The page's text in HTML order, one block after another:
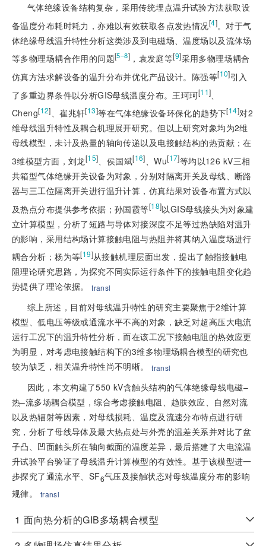
气体绝缘设备结构复杂，采用传统埋点温升试验方法获取设
备温度分布耗时耗力，亦难以有效获取各点发热情况[4]。对于气
体绝缘母线温升特性分析这类涉及到电磁场、温度场以及流体场
等多物理场耦合作用的问题[5–8] ，袁发庭等[9]采用多物理场耦合
仿真方法求解设备的温升分布并优化产品设计。陈强等[10]引入
了多重边界条件以分析GIS母线温度分布。王珂珂[11]
Cheng[12]、崔兆轩[13]等在气体绝缘设备环保化的趋势下[14]对2
维母线温升特性及耦合机理展开研究。但以上研究对象均为2维
母线模型，未计及热量的轴向传递以及电接触结构的热贡献；在
3维模型方面，刘龙[15] 、侯国斌[16] 、Wu[17]等均以126 kV三相
共箱型气体绝缘开关设备为对象，分别对隔离开关及母线、断路
器与三工位隔离开关进行温升计算，仿真结果对设备布置方式以
及热点分布提供参考依据；孙国霞等[18]以GIS母线接头为对象建
立计算模型，分析了短路与导体对接深度不足等过热缺陷对温升
的影响，采用结构场计算接触电阻与热阻并将其纳入温度场进行
耦合分析；杨为等[19]从接触机理层面出发，提出了触指接触电
阻理论研究思路，为探究不同实际运行条件下的接触电阻变化趋
势提供了理论依据。
transl
综上所述，目前对母线温升特性的研究主要聚焦于2维计算
模型、低电压等级或通流水平不高的对象，缺乏对超高压大电流
运行工况下的温升特性分析，而在该工况下接触电阻的热效应更
为明显，对考虑电接触结构下的3维多物理场耦合模型的研究也
较为缺乏，相关温升特性尚不明晰。
transl
因此，本文构建了550 kV含触头结构的气体绝缘母线电磁–
热–流多场耦合模型，综合考虑接触电阻、趋肤效应、自然对流
以及热辐射等因素，对母线损耗、温度及流速分布特点进行研
究，分析了母线导体及最大热点处与外壳的温差关系并对比了盆
子凸、凹面触头所在轴向截面的温度差异，最后搭建了大电流温
升试验平台验证了母线温升计算模型的有效性。基于该模型进一
步探究了通流水平、SF6气压及接触状态对母线温度分布的影响
规律。
transl
1 面向热分析的GIB多场耦合模型